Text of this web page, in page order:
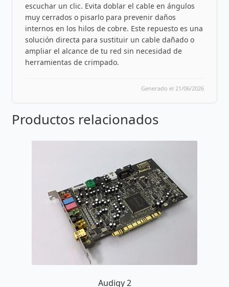
escuchar un clic. Evita doblar el cable en ángulos
muy cerrados o pisarlo para prevenir daños
internos en los hilos de cobre. Este repuesto es una
solución directa para sustituir un cable dañado o
ampliar el alcance de tu red sin necesidad de
herramientas de crimpado.
Generado el 21/06/2026
Productos relacionados
Audigy 2